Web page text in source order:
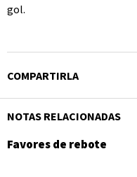
gol.
COMPARTIRLA
NOTAS RELACIONADAS
Favores de rebote